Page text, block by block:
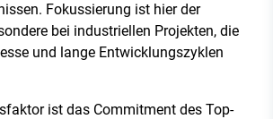
Fokussierung ist hier der
bei industriellen Projekten, die
und lange Entwicklungszyklen
ist das Commitment des Top-